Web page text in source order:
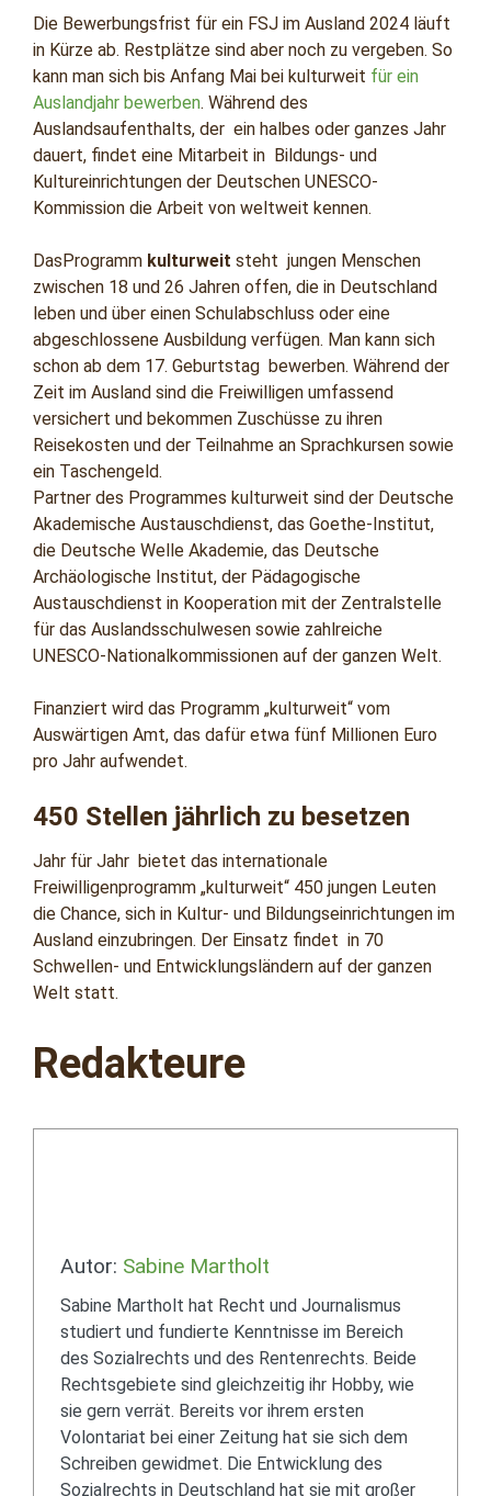
Die Bewerbungsfrist für ein FSJ im Ausland 2024 läuft
in Kürze ab. Restplätze sind aber noch zu vergeben. So
kann man sich bis Anfang Mai bei kulturweit für ein
Auslandjahr bewerben. Während des
Auslandsaufenthalts, der ein halbes oder ganzes Jahr
dauert, findet eine Mitarbeit in Bildungs- und
Kultureinrichtungen der Deutschen UNESCO-
Kommission die Arbeit von weltweit kennen.
DasProgramm kulturweit steht jungen Menschen
zwischen 18 und 26 Jahren offen, die in Deutschland
leben und über einen Schulabschluss oder eine
abgeschlossene Ausbildung verfügen. Man kann sich
schon ab dem 17. Geburtstag bewerben. Während der
Zeit im Ausland sind die Freiwilligen umfassend
versichert und bekommen Zuschüsse zu ihren
Reisekosten und der Teilnahme an Sprachkursen sowie
ein Taschengeld.
Partner des Programmes kulturweit sind der Deutsche
Akademische Austauschdienst, das Goethe-Institut,
die Deutsche Welle Akademie, das Deutsche
Archäologische Institut, der Pädagogische
Austauschdienst in Kooperation mit der Zentralstelle
für das Auslandsschulwesen sowie zahlreiche
UNESCO-Nationalkommissionen auf der ganzen Welt.
Finanziert wird das Programm „kulturweit“ vom
Auswärtigen Amt, das dafür etwa fünf Millionen Euro
pro Jahr aufwendet.
450 Stellen jährlich zu besetzen
Jahr für Jahr bietet das internationale
Freiwilligenprogramm „kulturweit“ 450 jungen Leuten
die Chance, sich in Kultur- und Bildungseinrichtungen im
Ausland einzubringen. Der Einsatz findet in 70
Schwellen- und Entwicklungsländern auf der ganzen
Welt statt.
Redakteure
Autor: Sabine Martholt
Sabine Martholt hat Recht und Journalismus
studiert und fundierte Kenntnisse im Bereich
des Sozialrechts und des Rentenrechts. Beide
Rechtsgebiete sind gleichzeitig ihr Hobby, wie
sie gern verrät. Bereits vor ihrem ersten
Volontariat bei einer Zeitung hat sie sich dem
Schreiben gewidmet. Die Entwicklung des
Sozialrechts in Deutschland hat sie mit großer